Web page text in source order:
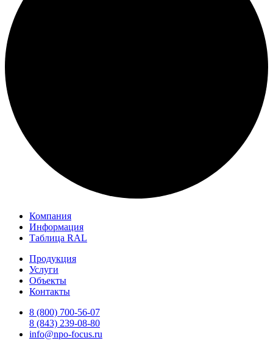
Компания
Информация
Таблица RAL
Продукция
Услуги
Объекты
Контакты
8 (800) 700-56-07
8 (843) 239-08-80
info@npo-focus.ru